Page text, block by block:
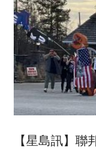
【星島訊】